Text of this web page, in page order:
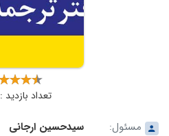
تعداد بازدید : 4516
مسئول:
سیدحسین ارجانی